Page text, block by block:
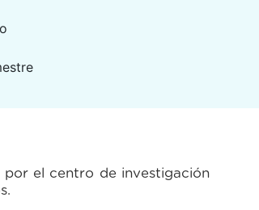
el centro de investigación